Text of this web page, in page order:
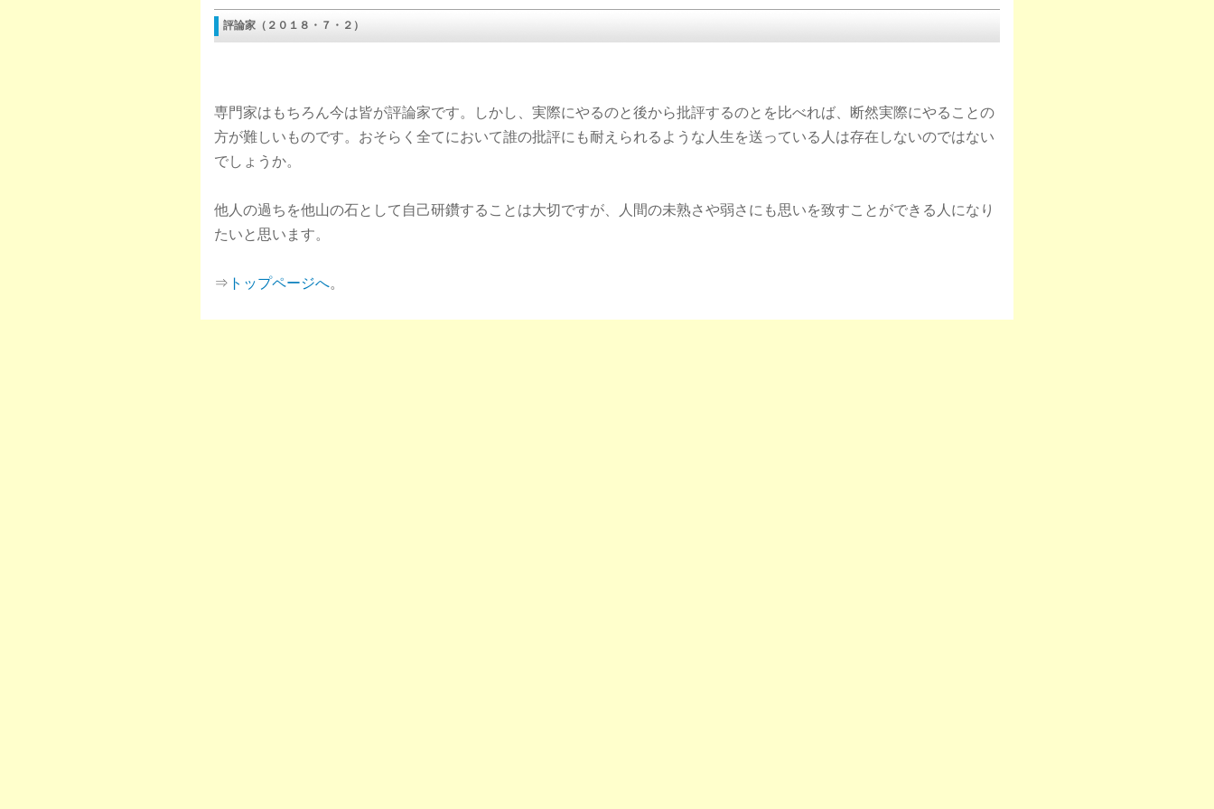
評論家（２０１８・７・２）
専門家はもちろん今は皆が評論家です。しかし、実際にやるのと後から批評するのとを比べれば、断然実際にやることの
方が難しいものです。おそらく全てにおいて誰の批評にも耐えられるような人生を送っている人は存在しないのではない
でしょうか。
他人の過ちを他山の石として自己研鑽することは大切ですが、人間の未熟さや弱さにも思いを致すことができる人になり
たいと思います。
⇒ トップページへ。